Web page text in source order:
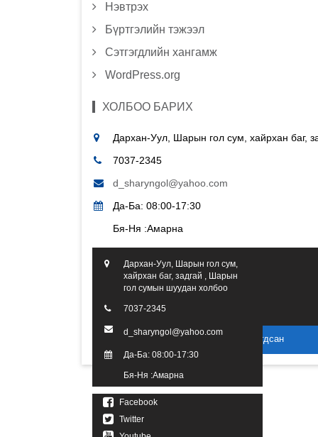
Нэвтрэх
Бүртгэлийн тэжээл
Сэтгэгдлийн хангамж
WordPress.org
ХОЛБОО БАРИХ
Дархан-Уул, Шарын гол сум, хайрхан баг,
7037-2345
d_sharyngol@yahoo.com
Да-Ба: 08:00-17:30
Бя-Ня :Амарна
Дархан-Уул, Шарын гол сум,
хайрхан баг, задгай , Шарын
гол сумын шуудан холбоо
7037-2345
d_sharyngol@yahoo.com
Да-Ба: 08:00-17:30
Бя-Ня :Амарна
Facebook
Twitter
2016 он. Бүх эрх хуулиар хамгаалагдсан